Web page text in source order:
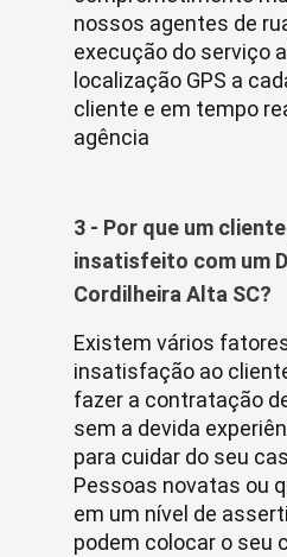
nossos agentes de
execução do serviço
localização GPS a
cliente e em tempo
agência
3 - Por que um
insatisfeito com um
Cordilheira Alta SC?
Existem vários
insatisfação ao
fazer a contratação
sem a devida
para cuidar do seu
Pessoas novatas ou
em um nível de
podem colocar o seu